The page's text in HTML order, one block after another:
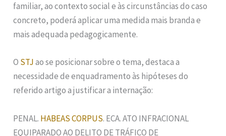
familiar, ao contexto social e às circunstâncias do caso
concreto, poderá aplicar uma medida mais branda e
mais adequada pedagogicamente.
O STJao se posicionar sobre o tema, destaca a
necessidade de enquadramento às hipóteses do
referido artigo a justificar a internação:
PENAL. HABEAS CORPUS. ECA. ATO INFRACIONAL
EQUIPARADO AO DELITO DE TRÁFICO DE